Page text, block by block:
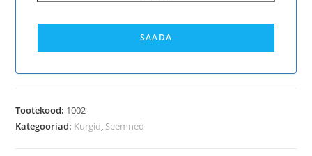
SAADA
Tootekood: 1002
Kategooriad: Kurgid, Seemned